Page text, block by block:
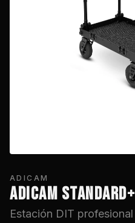
ADICAM
ADICAM
Estación DIT